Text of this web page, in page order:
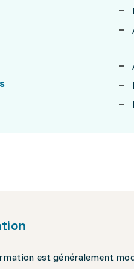
est généralement